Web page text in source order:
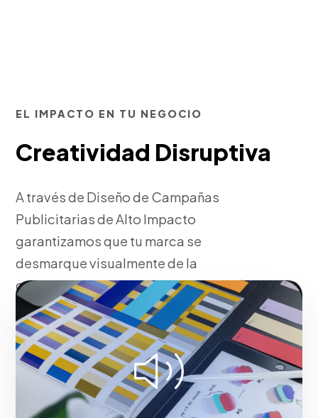
EL IMPACTO EN TU NEGOCIO
Creatividad Disruptiva
A través de Diseño de Campañas
Publicitarias de Alto Impacto
garantizamos que tu marca se
desmarque visualmente de la
competencia, generando recordación
inmediata.
Fase 1:Investigación de arquetipos y psicología del
consumidor.